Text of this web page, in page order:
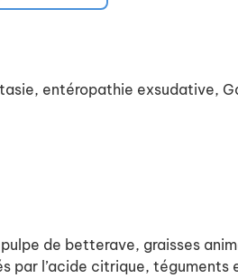
entéropathie exsudative,
de betterave, graisses
par l’acide citrique,